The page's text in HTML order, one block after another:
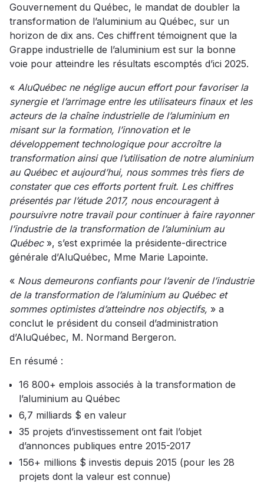
Gouvernement du Québec, le mandat de doubler la
transformation de l’aluminium au Québec, sur un
horizon de dix ans. Ces chiffrent témoignent que la
Grappe industrielle de l’aluminium est sur la bonne
voie pour atteindre les résultats escomptés d’ici 2025.
« AluQuébec ne néglige aucun effort pour favoriser la
synergie et l’arrimage entre les utilisateurs finaux et les
acteurs de la chaîne industrielle de l’aluminium en
misant sur la formation, l’innovation et le
développement technologique pour accroître la
transformation ainsi que l’utilisation de notre aluminium
au Québec et aujourd’hui, nous sommes très fiers de
constater que ces efforts portent fruit. Les chiffres
présentés par l’étude 2017, nous encouragent à
poursuivre notre travail pour continuer à faire rayonner
l’industrie de la transformation de l’aluminium au
Québec», s’est exprimée la présidente-directrice
générale d’AluQuébec, Mme Marie Lapointe.
« Nous demeurons confiants pour l’avenir de l’industrie
de la transformation de l’aluminium au Québec et
sommes optimistes d’atteindre nos objectifs, » a
conclut le président du conseil d’administration
d’AluQuébec, M. Normand Bergeron.
En résumé :
16 800+ emplois associés à la transformation de
l’aluminium au Québec
6,7 milliards $ en valeur
35 projets d’investissement ont fait l’objet
d’annonces publiques entre 2015-2017
156+ millions $ investis depuis 2015 (pour les 28
projets dont la valeur est connue)